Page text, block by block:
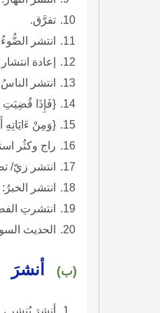
تفرَّق.
انتشر
إعادة انتشار القوّات.
انتشر الناسُ في الأسواق.
{فَإِذَا قُضِيَتِ
{وَمِنْ
راج وكثُر
انتشر زيّ/
انتشر الخبرُ: ذاع وشاع.
انتشرتِ
الحديث
(ب) أنشرَ
أنشرَ يُنشر ، إنشارًا ، فهو مُنشِر ، والمفعول مُنشَر.